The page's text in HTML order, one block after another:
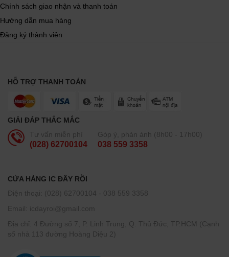
Chính sách giao nhận và thanh toán
Hướng dẫn mua hàng
Đăng ký thành viên
HỖ TRỢ THANH TOÁN
GIẢI ĐÁP THẮC MẮC
Tư vấn miễn phí
(028) 62700104
Góp ý, phản ánh (8h00 - 17h00)
038 559 3358
CỬA HÀNG IC ĐÂY RỒI
Điện thoại: (028) 62700104 - 038 559 3358
Email: icdayroi@gmail.com
Địa chỉ: 4 Đường số 7, P. Linh Trung, Q. Thủ Đức, TP.HCM (Cạnh
số nhà 113 đường Hoàng Diệu 2)